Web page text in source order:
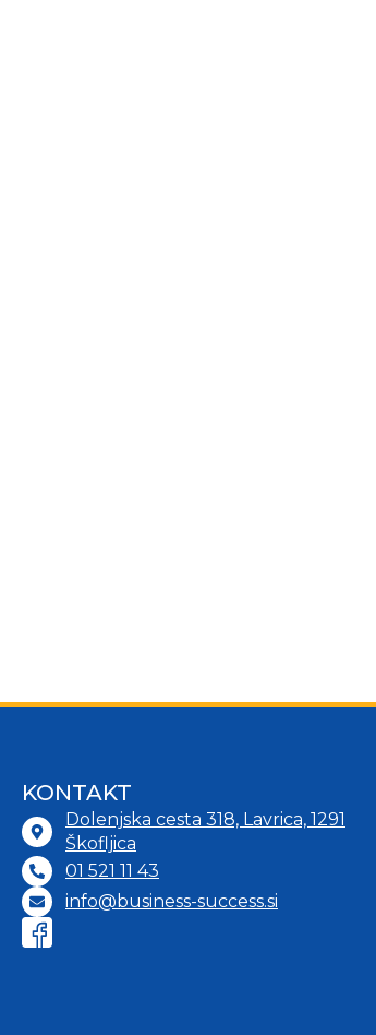
KONTAKT
Dolenjska cesta 318, Lavrica, 1291
Škofljica
01 521 11 43
info@business-success.si